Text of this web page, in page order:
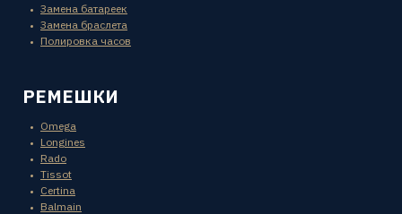
Замена батареек
Замена браслета
Полировка часов
РЕМЕШКИ
Omega
Longines
Rado
Tissot
Certina
Balmain